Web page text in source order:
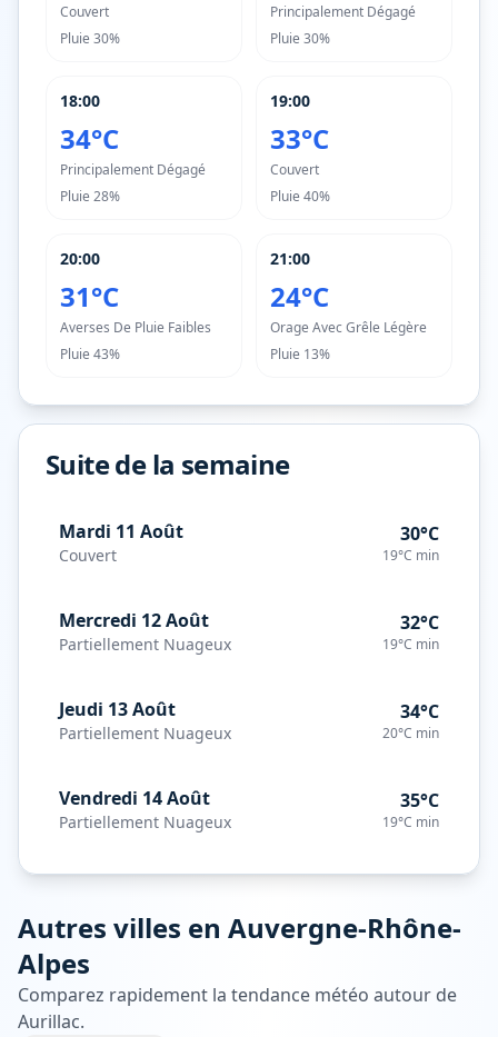
Couvert
Pluie 30%
Principalement Dégagé
Pluie 30%
18:00
34°C
Principalement Dégagé
Pluie 28%
19:00
33°C
Couvert
Pluie 40%
20:00
31°C
Averses De Pluie Faibles
Pluie 43%
21:00
24°C
Orage Avec Grêle Légère
Pluie 13%
Suite de la semaine
Mardi 11 Août
Couvert
30°C
19°C min
Mercredi 12 Août
Partiellement Nuageux
32°C
19°C min
Jeudi 13 Août
Partiellement Nuageux
34°C
20°C min
Vendredi 14 Août
Partiellement Nuageux
35°C
19°C min
Autres villes en Auvergne-Rhône-
Alpes
Comparez rapidement la tendance météo autour de
Aurillac.